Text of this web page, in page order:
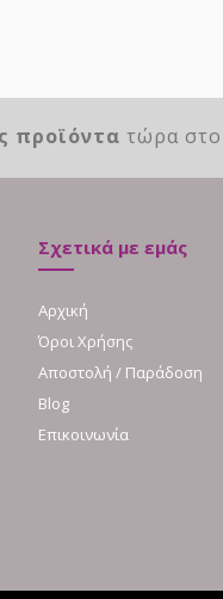
προϊόντα τώρα
Σχετικά με εμάς
Αρχική
Όροι Χρήσης
Αποστολή / Παράδοση
Blog
Επικοινωνία